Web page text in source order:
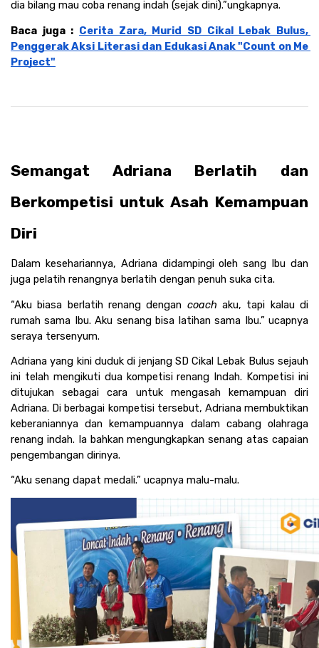
dia bilang mau coba renang indah (sejak dini).”ungkapnya.
Baca juga : Cerita Zara, Murid SD Cikal Lebak Bulus,
Penggerak Aksi Literasi dan Edukasi Anak "Count on Me
Project"
Semangat Adriana Berlatih dan
Berkompetisi untuk Asah Kemampuan
Diri
Dalam kesehariannya, Adriana didampingi oleh sang Ibu dan
juga pelatih renangnya berlatih dengan penuh suka cita.
“Aku biasa berlatih renang dengan coach aku, tapi kalau di
rumah sama Ibu. Aku senang bisa latihan sama Ibu.” ucapnya
seraya tersenyum.
Adriana yang kini duduk di jenjang SD Cikal Lebak Bulus sejauh
ini telah mengikuti dua kompetisi renang Indah. Kompetisi ini
ditujukan sebagai cara untuk mengasah kemampuan diri
Adriana. Di berbagai kompetisi tersebut, Adriana membuktikan
keberaniannya dan kemampuannya dalam cabang olahraga
renang indah. Ia bahkan mengungkapkan senang atas capaian
pengembangan dirinya.
“Aku senang dapat medali.” ucapnya malu-malu.